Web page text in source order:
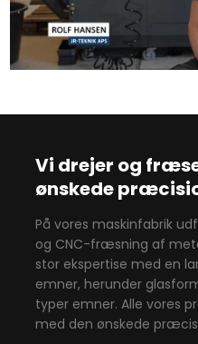
Vi drejer og
ønskede
​På vores maskinfabrik
og CNC-fræsning af
stor ekspertise med en
emner, herunder
typer emner. Alle vores
med den ønskede